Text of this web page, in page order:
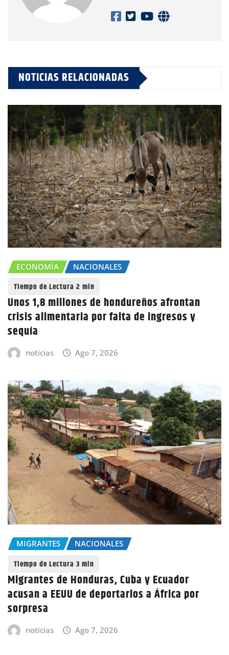
NOTICIAS RELACIONADAS
ECONOMÍA NACIONALES
Unos 1,8 millones de hondureños afrontan
crisis alimentaria por falta de ingresos y
sequía
noticias Ago 7, 2026
MIGRANTES NACIONALES
Migrantes de Honduras, Cuba y Ecuador
acusan a EEUU de deportarlos a África por
sorpresa
noticias Ago 7, 2026